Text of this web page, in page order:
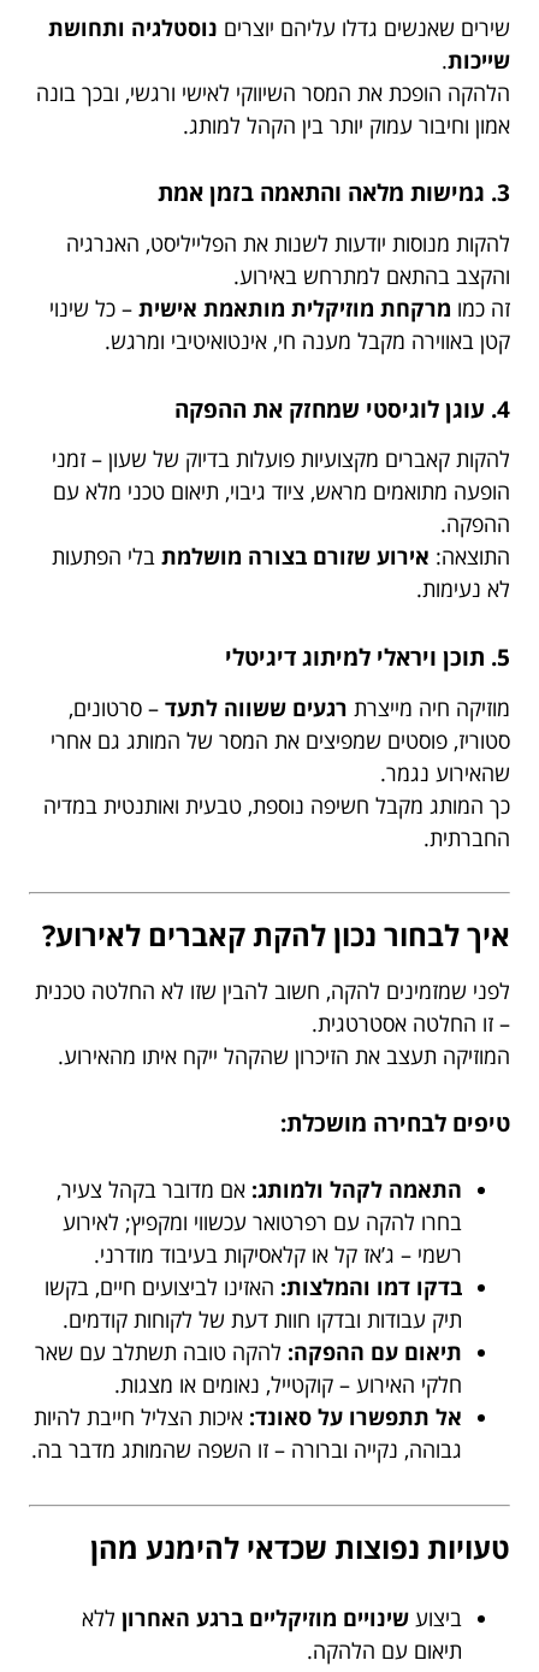
שירים שאנשים גדלו עליהם יוצרים נוסטלגיה ותחושת
שייכות.
הלהקה הופכת את המסר השיווקי לאישי ורגשי, ובכך בונה
אמון וחיבור עמוק יותר בין הקהל למותג.
3. גמישות מלאה והתאמה בזמן אמת
להקות מנוסות יודעות לשנות את הפלייליסט, האנרגיה
והקצב בהתאם למתרחש באירוע.
זה כמו מרקחת מוזיקלית מותאמת אישית – כל שינוי
קטן באווירה מקבל מענה חי, אינטואיטיבי ומרגש.
4. עוגן לוגיסטי שמחזק את ההפקה
להקות קאברים מקצועיות פועלות בדיוק של שעון – זמני
הופעה מתואמים מראש, ציוד גיבוי, תיאום טכני מלא עם
ההפקה.
התוצאה: אירוע שזורם בצורה מושלמת בלי הפתעות
לא נעימות.
5. תוכן ויראלי למיתוג דיגיטלי
מוזיקה חיה מייצרת רגעים ששווה לתעד – סרטונים,
סטוריז, פוסטים שמפיצים את המסר של המותג גם אחרי
שהאירוע נגמר.
כך המותג מקבל חשיפה נוספת, טבעית ואותנטית במדיה
החברתית.
איך לבחור נכון להקת קאברים לאירוע?
לפני שמזמינים להקה, חשוב להבין שזו לא החלטה טכנית
– זו החלטה אסטרטגית.
המוזיקה תעצב את הזיכרון שהקהל ייקח איתו מהאירוע.
טיפים לבחירה מושכלת:
התאמה לקהל ולמותג: אם מדובר בקהל צעיר,
בחרו להקה עם רפרטואר עכשווי ומקפיץ; לאירוע
רשמי – ג’אז קל או קלאסיקות בעיבוד מודרני.
בדקו דמו והמלצות: האזינו לביצועים חיים, בקשו
תיק עבודות ובדקו חוות דעת של לקוחות קודמים.
תיאום עם ההפקה: להקה טובה תשתלב עם שאר
חלקי האירוע – קוקטייל, נאומים או מצגות.
אל תתפשרו על סאונד: איכות הצליל חייבת להיות
גבוהה, נקייה וברורה – זו השפה שהמותג מדבר בה.
טעויות נפוצות שכדאי להימנע מהן
ביצוע שינויים מוזיקליים ברגע האחרון ללא
תיאום עם הלהקה.